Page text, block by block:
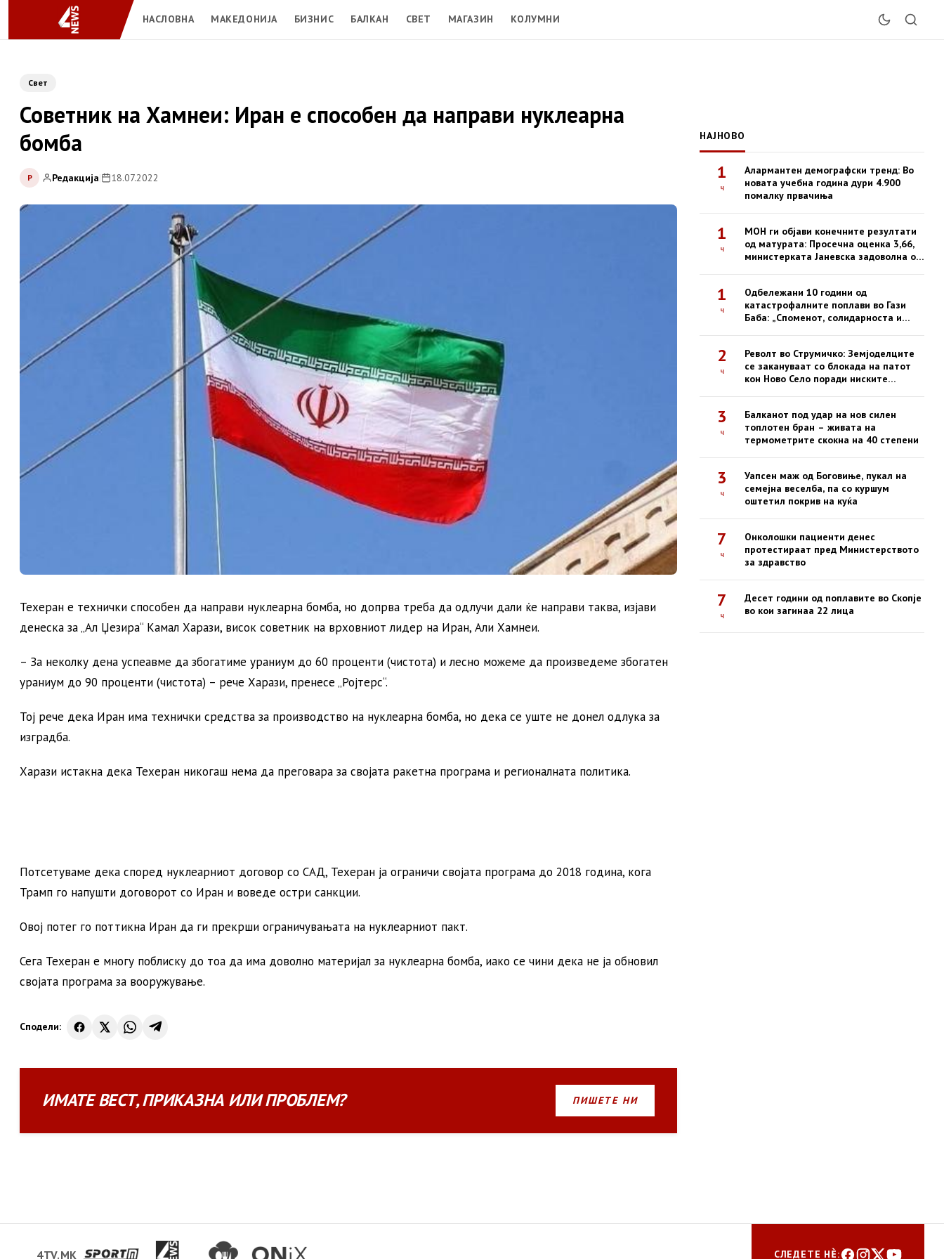
НАСЛОВНА МАКЕДОНИЈА БИЗНИС БАЛКАН СВЕТ МАГАЗИН КОЛУМНИ
Свет
Советник на Хамнеи: Иран е способен да направи нуклеарна
бомба
Р Редакција| 18.07.2022
Техеран е технички способен да направи нуклеарна бомба, но допрва треба да одлучи дали ќе направи таква, изјави
денеска за „Ал Џезира“ Камал Харази, висок советник на врховниот лидер на Иран, Али Хамнеи.
– За неколку дена успеавме да збогатиме ураниум до 60 проценти (чистота) и лесно можеме да произведеме збогатен
ураниум до 90 проценти (чистота) – рече Харази, пренесе „Ројтерс“.
Тој рече дека Иран има технички средства за производство на нуклеарна бомба, но дека се уште не донел одлука за
изградба.
Харази истакна дека Техеран никогаш нема да преговара за својата ракетна програма и регионалната политика.
Потсетуваме дека според нуклеарниот договор со САД, Техеран ја ограничи својата програма до 2018 година, кога
Трамп го напушти договорот со Иран и воведе остри санкции.
Овој потег го поттикна Иран да ги прекрши ограничувањата на нуклеарниот пакт.
Сега Техеран е многу поблиску до тоа да има доволно материјал за нуклеарна бомба, иако се чини дека не ја обновил
својата програма за вооружување.
Сподели:
ИМАТЕВЕСТ,ПРИКАЗНА ИЛИПРОБЛЕМ? ПИШЕТЕ НИ
НАЈНОВО
1
ч
Алармантен демографски тренд: Во
новата учебна година дури 4.900
помалку првачиња
1
ч
МОН ги објави конечните резултати
од матурата: Просечна оценка 3,66,
министерката Јаневска задоволна од
1
ч
Одбележани 10 години од
катастрофалните поплави во Гази
Баба: „Споменот, солидарноста и
2
ч
Револт во Струмичко: Земјоделците
се закануваат со блокада на патот
кон Ново Село поради ниските
3
ч
Балканот под удар на нов силен
топлотен бран – живата на
термометрите скокна на 40 степени
3
ч
Уапсен маж од Боговиње, пукал на
семејна веселба, па со куршум
оштетил покрив на куќа
7
ч
Онколошки пациенти денес
протестираат пред Министерството
за здравство
7
ч
Десет години од поплавите во Скопје
во кои загинаа 22 лица
4TV.MK СЛЕДЕТЕ НЀ: